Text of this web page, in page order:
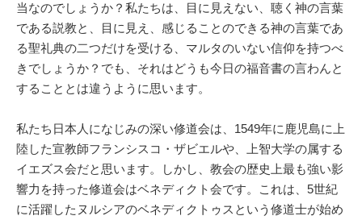
当なのでしょうか？私たちは、目に見えない、聴く神の言葉
である説教と、目に見え、感じることのできる神の言葉であ
る聖礼典の二つだけを受ける、マルタのいない信仰を持つべ
きでしょうか？でも、それはどうも今日の福音書の言わんと
することとは違うように思います。
私たち日本人になじみの深い修道会は、1549年に鹿児島に上
陸した宣教師フランシスコ・ザビエルや、上智大学の属する
イエズス会だと思います。しかし、教会の歴史上最も強い影
響力を持った修道会はベネディクト会です。これは、5世紀
に活躍したヌルシアのベネディクトゥスという修道士が始め